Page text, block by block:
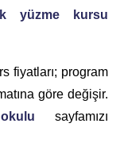
yüzme kursu
fiyatları; program
göre değişir.
sayfamızı